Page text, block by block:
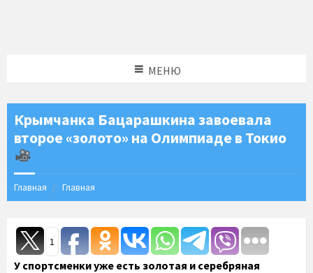
МЕНЮ
Крымчанка Бацарашкина завоевала
второе «золото» на Олимпиаде в Токио
Главная Главная
1
У спортсменки уже есть золотая и серебряная